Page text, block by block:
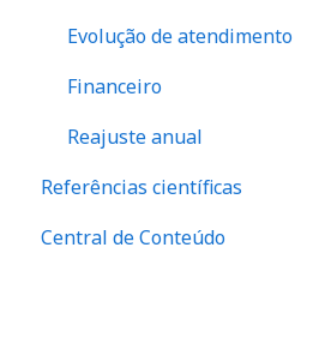
Evolução de atendimento
Financeiro
Reajuste anual
Referências científicas
Valores de referência de força
Central de Conteúdo